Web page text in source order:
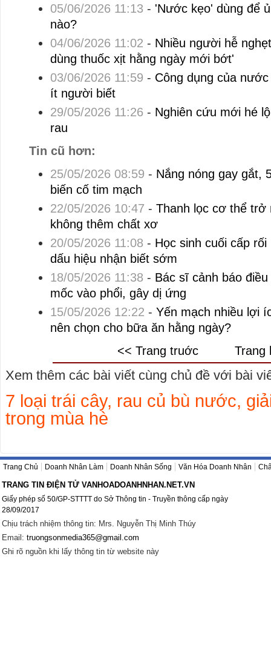
05/06/2026 11:13 - 'Nước kẹo' dùng để
nào?
04/06/2026 11:02 - Nhiều người hễ
dùng thuốc xịt hằng ngày mới bớt'
03/06/2026 11:59 - Công dụng của
ít người biết
29/05/2026 11:26 - Nghiên cứu mới hé
rau
Tin cũ hơn:
25/05/2026 08:59 - Nắng nóng gay gắt,
biến cố tim mạch
22/05/2026 10:47 - Thanh lọc cơ thể trở
không thêm chất xơ
20/05/2026 11:08 - Học sinh cuối cấp
dấu hiệu nhận biết sớm
18/05/2026 11:38 - Bác sĩ cảnh báo
mốc vào phổi, gây dị ứng
15/05/2026 12:22 - Yến mạch nhiều lợi
nên chọn cho bữa ăn hằng ngày?
<< Trang truớc
Trang
Xem thêm các bài viết cùng chủ đề với bài
7 loại trái cây, rau củ bù nước,
trong mùa hè
Trang Chủ Doanh Nhân Làm Doanh Nhân Sống Văn Hóa Doanh Nhân
TRANG TIN ĐIỆN TỬ VANHOADOANHNHAN.NET.VN
Giấy phép số 50/GP-STTTT do Sở Thông tin - Truyền thông cấp ngày
28/09/2017
Chịu trách nhiệm thông tin: Mrs. Nguyễn Thị Minh Thúy
Email: truongsonmedia365@gmail.com
Ghi rõ nguồn khi lấy thông tin từ website này